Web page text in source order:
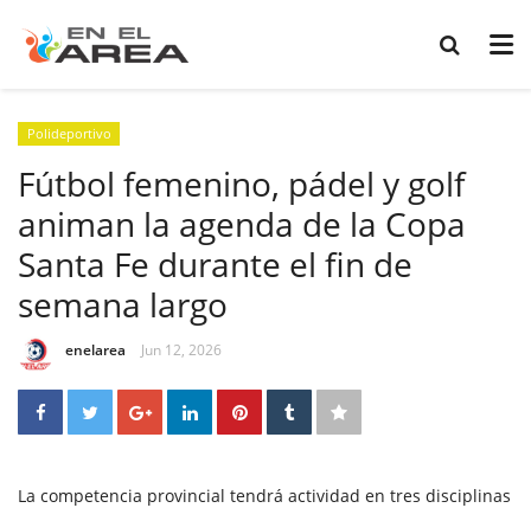
Polideportivo
Fútbol femenino, pádel y golf
animan la agenda de la Copa
Santa Fe durante el fin de
semana largo
enelarea Jun 12, 2026
La competencia provincial tendrá actividad en tres disciplinas